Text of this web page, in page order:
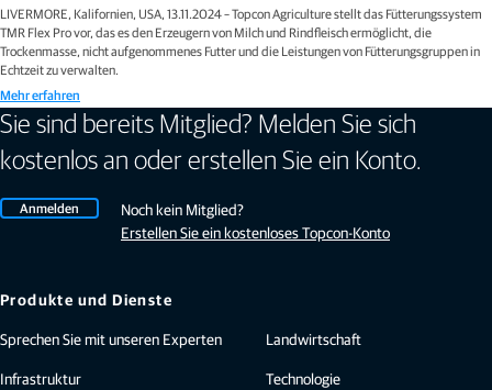
LIVERMORE, Kalifornien, USA, 13.11.2024 – Topcon Agriculture stellt das Fütterungssystem
TMR Flex Pro vor, das es den Erzeugern von Milch und Rindfleisch ermöglicht, die
Trockenmasse, nicht aufgenommenes Futter und die Leistungen von Fütterungsgruppen in
Echtzeit zu verwalten.
Mehr erfahren
Sie sind bereits Mitglied? Melden Sie sich
kostenlos an oder erstellen Sie ein Konto.
Anmelden
Noch kein Mitglied?
Erstellen Sie ein kostenloses Topcon-Konto
Produkte und Dienste
Sprechen Sie mit unseren Experten
Infrastruktur
Landwirtschaft
Technologie